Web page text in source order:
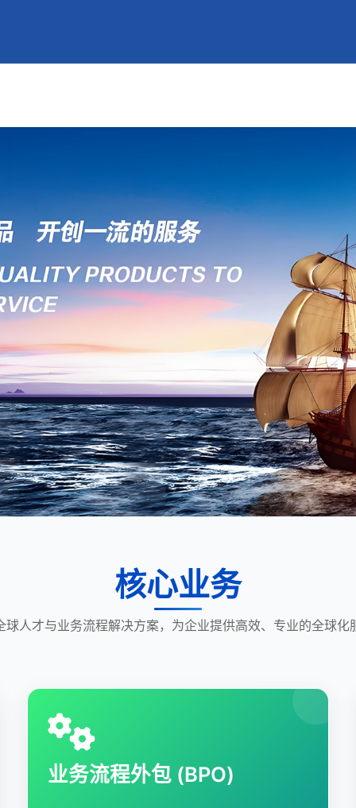
核心业务
球人才与业务流程解决方案，为企业提供高效、专业的全球化
业务流程外包 (BPO)